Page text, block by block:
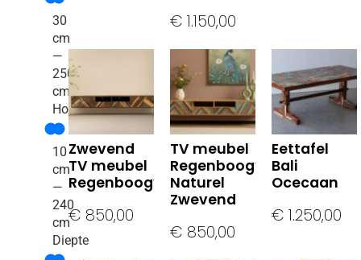
30
cm
—
250
cm
Hoogte
10
cm
—
240
cm
Diepte
€ 1.150,00
Zwevend
TV meubel
Regenboogvis
€ 850,00
TV meubel
Regenboogvis
Naturel
Zwevend
€ 850,00
Eettafel
Bali
Ocecaan
€ 1.250,00